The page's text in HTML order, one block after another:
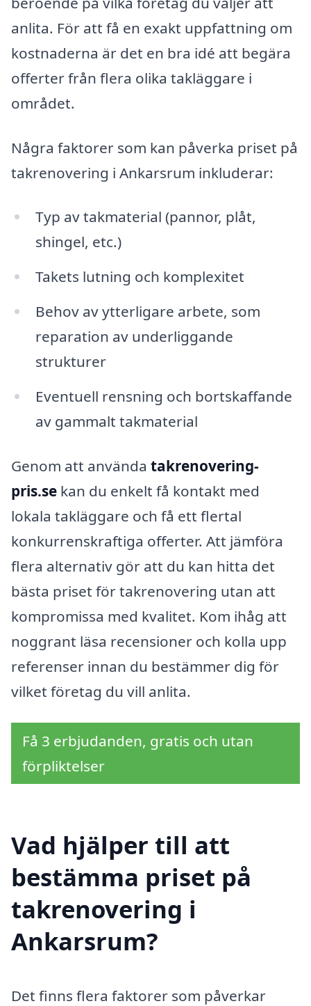
anlita. För att få en exakt uppfattning om
kostnaderna är det en bra idé att begära
offerter från flera olika takläggare i
området.
Några faktorer som kan påverka priset på
takrenovering i Ankarsrum inkluderar:
Typ av takmaterial (pannor, plåt,
shingel, etc.)
Takets lutning och komplexitet
Behov av ytterligare arbete, som
reparation av underliggande
strukturer
Eventuell rensning och bortskaffande
av gammalt takmaterial
Genom att använda takrenovering-
pris.se kan du enkelt få kontakt med
lokala takläggare och få ett flertal
konkurrenskraftiga offerter. Att jämföra
flera alternativ gör att du kan hitta det
bästa priset för takrenovering utan att
kompromissa med kvalitet. Kom ihåg att
noggrant läsa recensioner och kolla upp
referenser innan du bestämmer dig för
vilket företag du vill anlita.
Få 3 erbjudanden, gratis och utan
förpliktelser
Vad hjälper till att
bestämma priset på
takrenovering i
Ankarsrum?
Det finns flera faktorer som påverkar